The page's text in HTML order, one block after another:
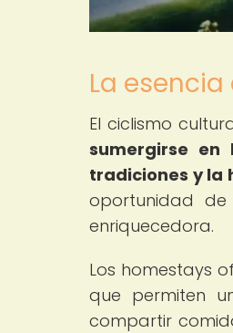
La
El ciclismo
sumergirse
tradiciones y la
oportunidad
enriquecedora.
Los homestays
que permiten
compartir